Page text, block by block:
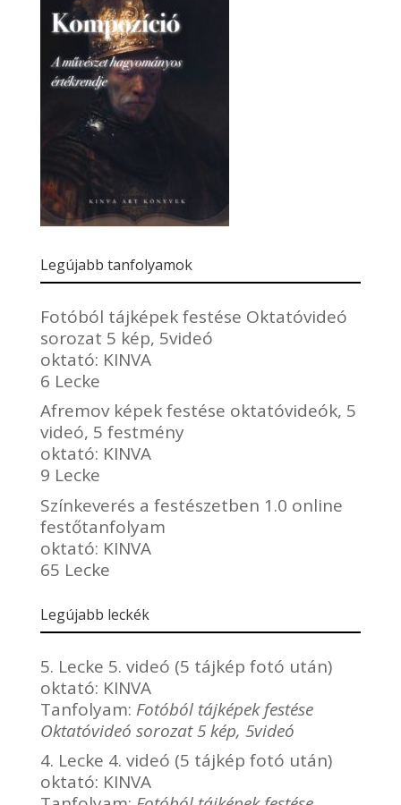
Legújabb tanfolyamok
Fotóból tájképek festése Oktatóvideó
sorozat 5 kép, 5videó
oktató: KINVA
6 Lecke
Afremov képek festése oktatóvideók, 5
videó, 5 festmény
oktató: KINVA
9 Lecke
Színkeverés a festészetben 1.0 online
festőtanfolyam
oktató: KINVA
65 Lecke
Legújabb leckék
5. Lecke 5. videó (5 tájkép fotó után)
oktató: KINVA
Tanfolyam: Fotóból tájképek festése
Oktatóvideó sorozat 5 kép, 5videó
4. Lecke 4. videó (5 tájkép fotó után)
oktató: KINVA